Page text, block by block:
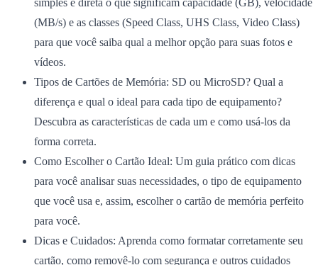
(MB/s) e as classes (Speed Class, UHS Class, Video Class)
para que você saiba qual a melhor opção para suas fotos e
vídeos.
Tipos de Cartões de Memória: SD ou MicroSD? Qual a
diferença e qual o ideal para cada tipo de equipamento?
Descubra as características de cada um e como usá-los da
forma correta.
Como Escolher o Cartão Ideal: Um guia prático com dicas
para você analisar suas necessidades, o tipo de equipamento
que você usa e, assim, escolher o cartão de memória perfeito
para você.
Dicas e Cuidados: Aprenda como formatar corretamente seu
cartão, como removê-lo com segurança e outros cuidados